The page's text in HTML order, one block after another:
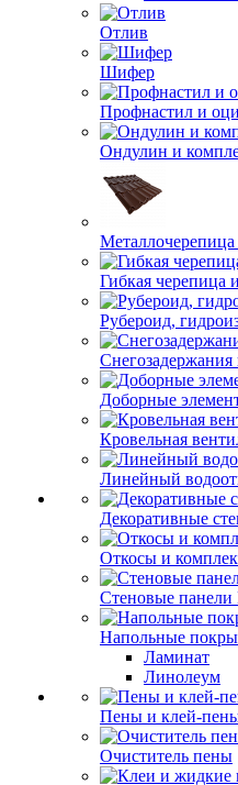
Отлив
Шифер
Профнастил и
Ондулин и
Гибкая черепица
Рубероид,
Снегозадержания
Доборные
Кровельная
Линейный
Декоративные
Откосы и
Стеновые
Напольные
Ламинат
Линолеум
Пены и клей-
Очиститель пены